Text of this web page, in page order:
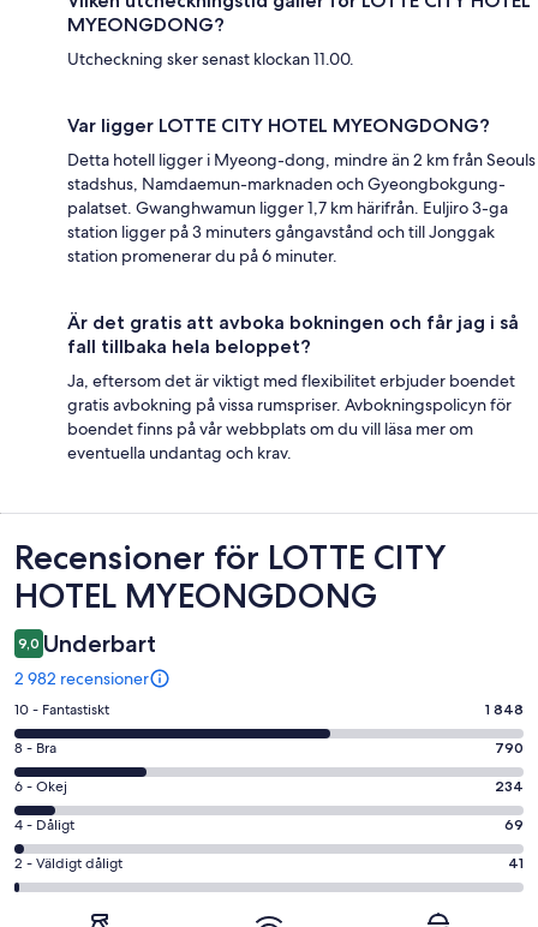
MYEONGDONG?
Utcheckning sker senast klockan 11.00.
Var ligger LOTTE CITY HOTEL MYEONGDONG?
Detta hotell ligger i Myeong-dong, mindre än 2 km från Seouls
stadshus, Namdaemun-marknaden och Gyeongbokgung-
palatset. Gwanghwamun ligger 1,7 km härifrån. Euljiro 3-ga
station ligger på 3 minuters gångavstånd och till Jonggak
station promenerar du på 6 minuter.
Är det gratis att avboka bokningen och får jag i så
fall tillbaka hela beloppet?
Ja, eftersom det är viktigt med flexibilitet erbjuder boendet
gratis avbokning på vissa rumspriser. Avbokningspolicyn för
boendet finns på vår webbplats om du vill läsa mer om
eventuella undantag och krav.
Recensioner
Recensioner för LOTTE CITY
HOTEL MYEONGDONG
9,0 Underbart
2 982 recensioner
10
-
Fantastiskt
i
betyg.
1848
av
2982
recensioner
10 - Fantastiskt 1 848
8
-
Bra
i
betyg.
790
8 - Bra 790
6
-
Okej
i
betyg.
6 - Okej 234
4
-
Dåligt
4 - Dåligt 69
2
-
2 - Väldigt dåligt 41